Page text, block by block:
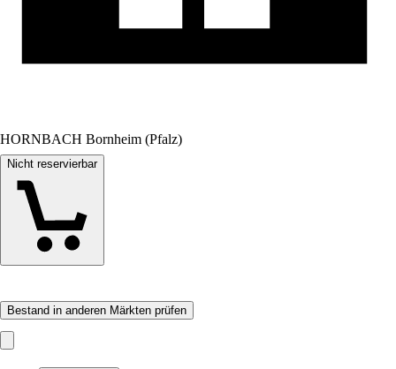
HORNBACH Bornheim (Pfalz)
Nicht reservierbar
Bestand in anderen Märkten prüfen